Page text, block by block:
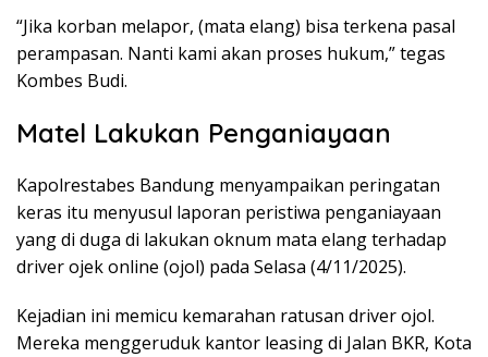
“Jika korban melapor, (mata elang) bisa terkena pasal
perampasan. Nanti kami akan proses hukum,” tegas
Kombes Budi.
Matel Lakukan Penganiayaan
Kapolrestabes Bandung menyampaikan peringatan
keras itu menyusul laporan peristiwa penganiayaan
yang di duga di lakukan oknum mata elang terhadap
driver ojek online (ojol) pada Selasa (4/11/2025).
Kejadian ini memicu kemarahan ratusan driver ojol.
Mereka menggeruduk kantor leasing di Jalan BKR, Kota